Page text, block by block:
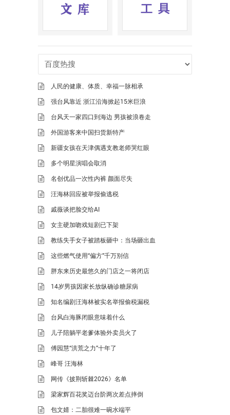
人民的健康、体质、幸福一脉相承
强台风靠近 浙江沿海掀起15米巨浪
台风天一家四口到海边 男孩被浪卷走
外国游客来中国扫货新特产
新疆女孩在天津偶遇支教老师哭红眼
多个明星演唱会取消
名创优品一次性内裤 颜面尽失
汪海林回应被举报偷逃税
戚薇谈把脸交给AI
女主硬加吻戏短剧已下架
教练失手女子被踏板砸中：当场砸出血
这些燃气使用“偏方”千万别信
胖东来历史最悠久的门店之一将闭店
14岁男孩因家长放纵确诊糖尿病
知名编剧汪海林被实名举报偷税漏税
台风白海豚闭眼意味着什么
儿子陪躺平老爹体验外卖员火了
傅园慧“洪荒之力”十年了
峰哥 汪海林
网传《披荆斩棘2026》名单
梁家辉百花奖迈台阶两次差点摔倒
包文婧：二胎很难一碗水端平